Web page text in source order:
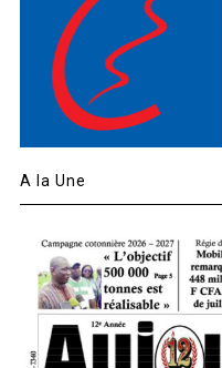
A la Une